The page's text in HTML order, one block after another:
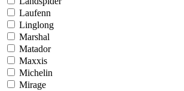
Laufenn
Linglong
Marshal
Matador
Maxxis
Michelin
Mirage